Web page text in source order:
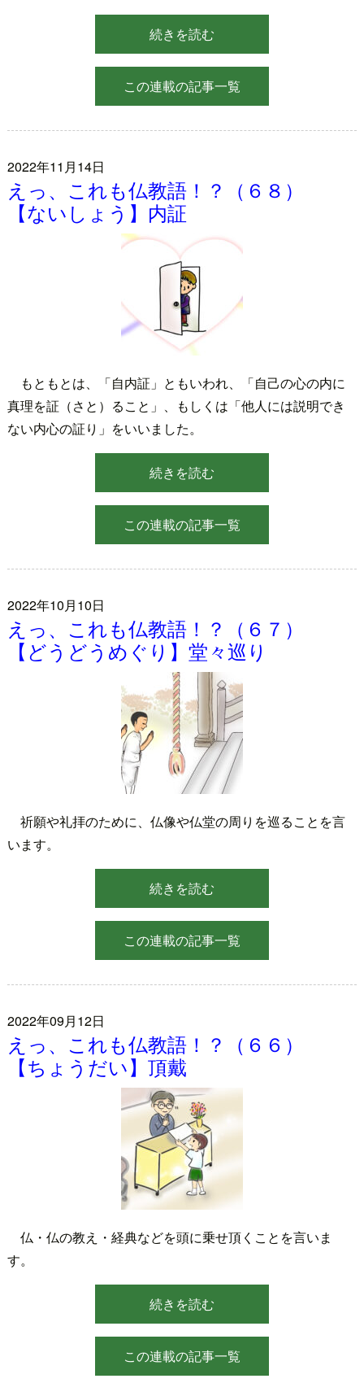
続きを読む
この連載の記事一覧
2022年11月14日
えっ、これも仏教語！？（６８）
【ないしょう】内証
もともとは、「自内証」ともいわれ、「自己の心の内に
真理を証（さと）ること」、もしくは「他人には説明でき
ない内心の証り」をいいました。
続きを読む
この連載の記事一覧
2022年10月10日
えっ、これも仏教語！？（６７）
【どうどうめぐり】堂々巡り
祈願や礼拝のために、仏像や仏堂の周りを巡ることを言
います。
続きを読む
この連載の記事一覧
2022年09月12日
えっ、これも仏教語！？（６６）
【ちょうだい】頂戴
仏・仏の教え・経典などを頭に乗せ頂くことを言いま
す。
続きを読む
この連載の記事一覧